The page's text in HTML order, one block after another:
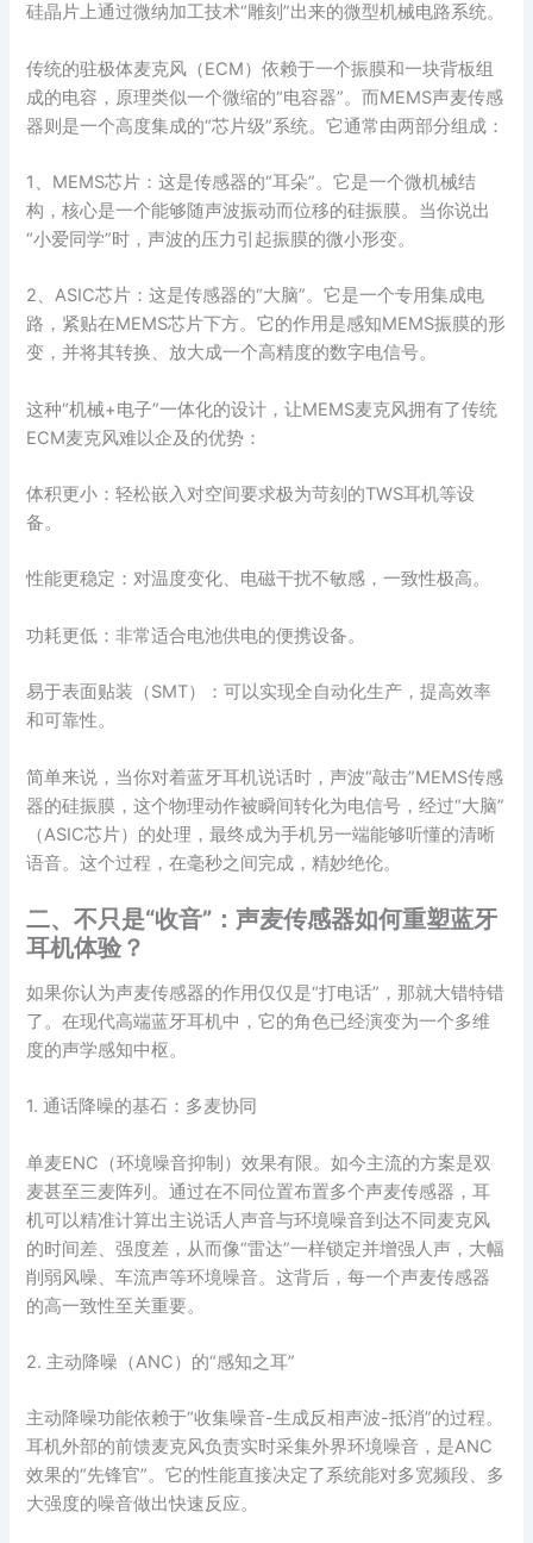
硅晶片上通过微纳加工技术“雕刻”出来的微型机械电路系统。
传统的驻极体麦克风（ECM）依赖于一个振膜和一块背板组
成的电容，原理类似一个微缩的“电容器”。而MEMS声麦传感
器则是一个高度集成的“芯片级”系统。它通常由两部分组成：
1、MEMS芯片：这是传感器的“耳朵”。它是一个微机械结
构，核心是一个能够随声波振动而位移的硅振膜。当你说出
“小爱同学”时，声波的压力引起振膜的微小形变。
2、ASIC芯片：这是传感器的“大脑”。它是一个专用集成电
路，紧贴在MEMS芯片下方。它的作用是感知MEMS振膜的形
变，并将其转换、放大成一个高精度的数字电信号。
这种“机械+电子”一体化的设计，让MEMS麦克风拥有了传统
ECM麦克风难以企及的优势：
体积更小：轻松嵌入对空间要求极为苛刻的TWS耳机等设
备。
性能更稳定：对温度变化、电磁干扰不敏感，一致性极高。
功耗更低：非常适合电池供电的便携设备。
易于表面贴装（SMT）：可以实现全自动化生产，提高效率
和可靠性。
简单来说，当你对着蓝牙耳机说话时，声波“敲击”MEMS传感
器的硅振膜，这个物理动作被瞬间转化为电信号，经过“大脑”
（ASIC芯片）的处理，最终成为手机另一端能够听懂的清晰
语音。这个过程，在毫秒之间完成，精妙绝伦。
二、不只是“收音”：声麦传感器如何重塑蓝牙
耳机体验？
如果你认为声麦传感器的作用仅仅是“打电话”，那就大错特错
了。在现代高端蓝牙耳机中，它的角色已经演变为一个多维
度的声学感知中枢。
1. 通话降噪的基石：多麦协同
单麦ENC（环境噪音抑制）效果有限。如今主流的方案是双
麦甚至三麦阵列。通过在不同位置布置多个声麦传感器，耳
机可以精准计算出主说话人声音与环境噪音到达不同麦克风
的时间差、强度差，从而像“雷达”一样锁定并增强人声，大幅
削弱风噪、车流声等环境噪音。这背后，每一个声麦传感器
的高一致性至关重要。
2. 主动降噪（ANC）的“感知之耳”
主动降噪功能依赖于“收集噪音-生成反相声波-抵消”的过程。
耳机外部的前馈麦克风负责实时采集外界环境噪音，是ANC
效果的“先锋官”。它的性能直接决定了系统能对多宽频段、多
大强度的噪音做出快速反应。